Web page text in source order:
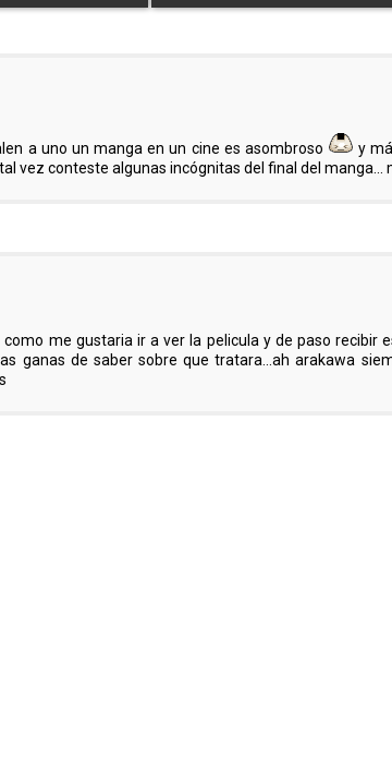
a uno un manga en un cine es asombroso
y
vez conteste algunas incógnitas del final del manga...
me gustaria ir a ver la pelicula y de paso recibir
ganas de saber sobre que tratara...ah arakawa